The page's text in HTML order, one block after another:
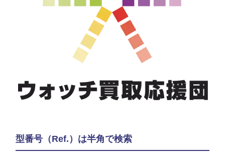
型番号（Ref.）は半角で検索